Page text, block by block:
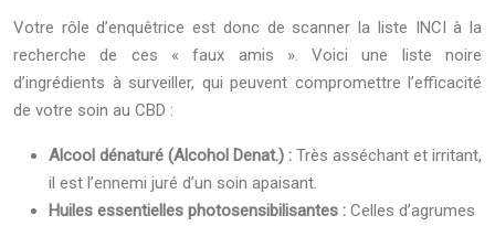
Votre rôle d’enquêtrice est donc de scanner la liste INCI à la
recherche de ces « faux amis ». Voici une liste noire
d’ingrédients à surveiller, qui peuvent compromettre l’efficacité
de votre soin au CBD :
Alcool dénaturé (Alcohol Denat.) : Très asséchant et irritant,
il est l’ennemi juré d’un soin apaisant.
Huiles essentielles photosensibilisantes : Celles d’agrumes